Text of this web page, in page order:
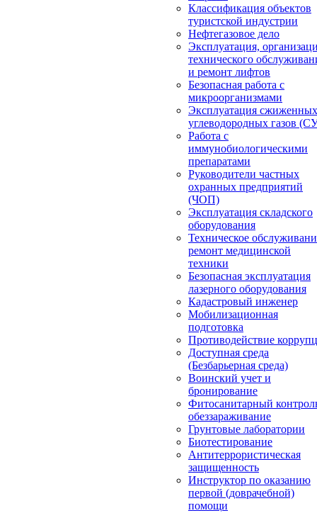
Классификация объектов
туристской индустрии
Нефтегазовое дело
Эксплуатация,
технического
и ремонт лифтов
Безопасная работа с
микроорганизмами
Эксплуатация сжиженных
углеводородных газов
Работа с
иммунобиологическими
препаратами
Руководители частных
охранных предприятий
(ЧОП)
Эксплуатация складского
оборудования
Техническое
ремонт медицинской
техники
Безопасная эксплуатация
лазерного оборудования
Кадастровый инженер
Мобилизационная
подготовка
Противодействие
Доступная среда
(Безбарьерная среда)
Воинский учет и
бронирование
Фитосанитарный
обеззараживание
Грунтовые лаборатории
Биотестирование
Антитеррористическая
защищенность
Инструктор по оказанию
первой (доврачебной)
помощи